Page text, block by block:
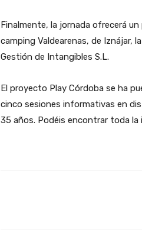
Finalmente, la jornada ofrecerá
camping Valdearenas, de Iznájar,
Gestión de Intangibles S.L.
El proyecto Play Córdoba se ha
cinco sesiones informativas en
35 años. Podéis encontrar toda